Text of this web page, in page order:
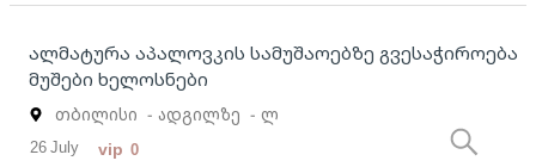
ალმატურა აპალოვკის სამუშაოებზე გვესაჭიროება
მუშები ხელოსნები
თბილისი - ადგილზე - ლ
26 July vip 0